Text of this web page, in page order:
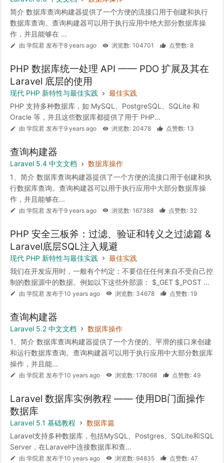
简介 数据库查询构建器提供了一个方便的流接口用于创建和执行
数据库查询。查询构建器可以用于执行应用中绝大部分数据库操
作，并且能够在 ...
由 学院君 发布于8 years ago 浏览数: 104701 点赞数: 8
PHP 数据库统一处理 API —— PDO 扩展及其在
Laravel 底层的使用
现代 PHP 新特性与最佳实践
最佳实践
PHP 支持多种数据库，如 MySQL、PostgreSQL、SQLite 和
Oracle 等，并且这些数据库都提供了用于 PHP...
由 学院君 发布于9 years ago 浏览数: 20478 点赞数: 13
查询构建器
Laravel 5.4 中文文档
数据库操作
1、简介 数据库查询构建器提供了一个方便的流接口用于创建和执
行数据库查询。查询构建器可以用于执行应用中大部分数据库操
作，并且能够在...
由 学院君 发布于9 years ago 浏览数: 167388 点赞数: 32
PHP 安全三板斧：过滤、验证和转义之过滤篇 &
Laravel底层SQL注入规避
现代 PHP 新特性与最佳实践
最佳实践
我们在开发应用时，一般有个约定：不要信任任何来自不受自己控
制的数据源中的数据。例如以下这些外部源： $_GET $_POST ...
由 学院君 发布于10 years ago 浏览数: 34678 点赞数: 19
查询构建器
Laravel 5.2 中文文档
数据库操作
1、简介 数据库查询构建器提供了一个方便的、平滑的接口来创建
和运行数据库查询。查询构建器可以用于执行应用中大部分数据库
操作，并且能...
由 学院君 发布于10 years ago 浏览数: 178068 点赞数: 49
Laravel 数据库实例教程 —— 使用DB门面操作
数据库
Laravel 5.1 基础教程
数据库篇
Laravel支持多种数据库，包括MySQL、Postgres、SQLite和SQL
Server，在Laravel中连接数据库和查...
由 学院君 发布于10 years ago 浏览数: 94835 点赞数: 47